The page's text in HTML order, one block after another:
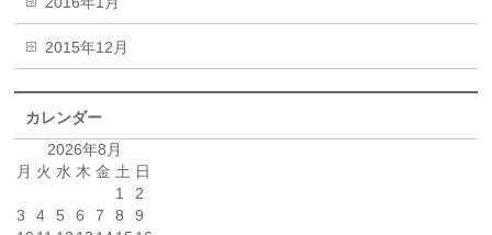
2015年12月
カレンダー
2026年8月
月 火 水 木 金 土 日
1
2
3
4 5 6 7 8
9